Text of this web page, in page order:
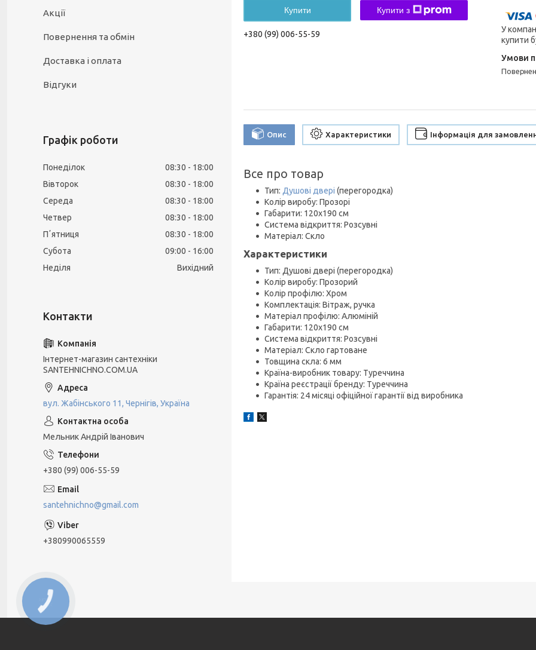
Купити Купити з
+380 (99) 006-55-59
У
купити
Опис Характеристики Інформація для
Все про товар
Тип: Душові двері (перегородка)
Колір виробу: Прозорі
Габарити: 120х190 см
Система відкриття: Розсувні
Матеріал: Скло
Характеристики
Тип: Душові двері (перегородка)
Колір виробу: Прозорий
Колір профілю: Хром
Комплектація: Вітраж, ручка
Матеріал профілю: Алюміній
Габарити: 120х190 см
Система відкриття: Розсувні
Матеріал: Скло гартоване
Товщина скла: 6 мм
Країна-виробник товару: Туреччина
Країна реєстрації бренду: Туреччина
Гарантія: 24 місяці офіційної гарантії від виробника
Акції
Повернення та обмін
Доставка і оплата
Відгуки
Графік роботи
Понеділок 08:30
18:00
Вівторок
08:30
18:00
Середа
08:30
18:00
Четвер
08:30
18:00
Пʼятниця
08:30
18:00
Субота
09:00
16:00
Неділя
Вихідний
Інтернет-магазин сантехніки
SANTEHNICHNO.COM.UA
вул. Жабінського 11, Чернігів, Україна
Мельник Андрій Іванович
+380 (99) 006-55-59
santehnichno@gmail.com
+380990065559
КНОПКА
ЗВ'ЯЗКУ